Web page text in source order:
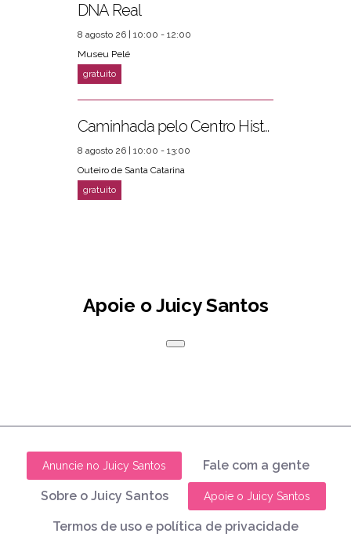
DNA Real
8 agosto 26 | 10:00 - 12:00
Museu Pelé
Caminhada pelo Centro Histórico
8 agosto 26 | 10:00 - 13:00
Outeiro de Santa Catarina
Apoie o Juicy Santos
Anuncie no Juicy Santos Fale com a gente
Sobre o Juicy Santos Apoie o Juicy Santos
Termos de uso e política de privacidade